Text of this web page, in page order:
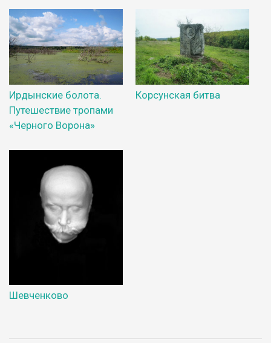
Ирдынские болота.
Путешествие тропами
«Черного Ворона»
Корсунская битва
Шевченково